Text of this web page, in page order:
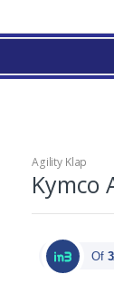
Agility Klap
Kymco
Of